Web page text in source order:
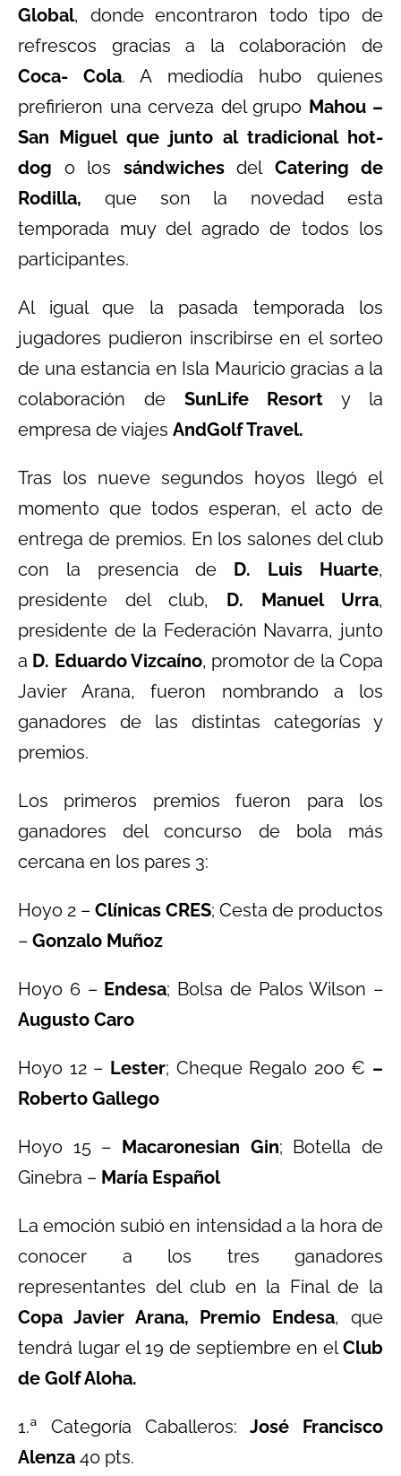
Global, donde encontraron todo tipo de
refrescos gracias a la colaboración de
Coca- Cola. A mediodía hubo quienes
prefirieron una cerveza del grupo Mahou –
San Miguel que junto al tradicional hot-
dog o los sándwichesdelCatering de
Rodilla, que son la novedad esta
temporada muy del agrado de todos los
participantes.
Al igual que la pasada temporada los
jugadores pudieron inscribirse en el sorteo
de una estancia en Isla Mauricio gracias a la
colaboración de SunLife Resort y la
empresa de viajes AndGolf Travel.
Tras los nueve segundos hoyos llegó el
momento que todos esperan, el acto de
entrega de premios. En los salones del club
con la presencia de D. Luis Huarte,
presidente del club, D. Manuel Urra,
presidente de la Federación Navarra, junto
a D. Eduardo Vizcaíno, promotor de la Copa
Javier Arana, fueron nombrando a los
ganadores de las distintas categorías y
premios.
Los primeros premios fueron para los
ganadores del concurso de bola más
cercana en los pares 3:
Hoyo 2 – Clínicas CRES; Cesta de productos
– Gonzalo Muñoz
Hoyo 6 – Endesa; Bolsa de Palos Wilson –
Augusto Caro
Hoyo 12 – Lester; Cheque Regalo 200 € –
Roberto Gallego
Hoyo 15 – Macaronesian Gin; Botella de
Ginebra – María Español
La emoción subió en intensidad a la hora de
conocer a los tres ganadores
representantes del club en la Final de la
Copa Javier Arana, Premio Endesa, que
tendrá lugar el 19 de septiembre en elClub
de Golf Aloha.
1.ª Categoría Caballeros:José Francisco
Alenza 40 pts.